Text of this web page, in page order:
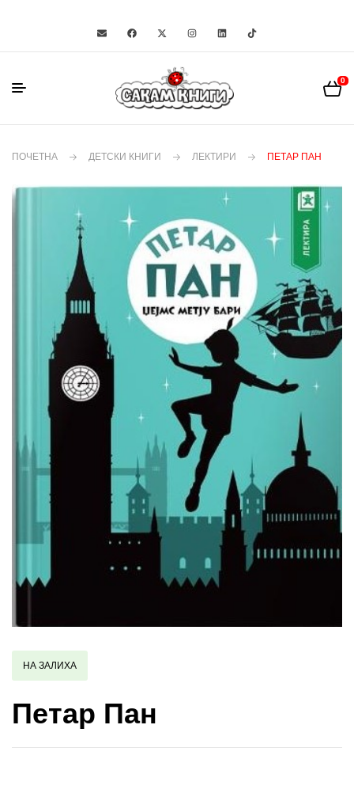
0
ПОЧЕТНА ДЕТСКИ КНИГИ ЛЕКТИРИ ПЕТАР ПАН
НА ЗАЛИХА
Петар Пан